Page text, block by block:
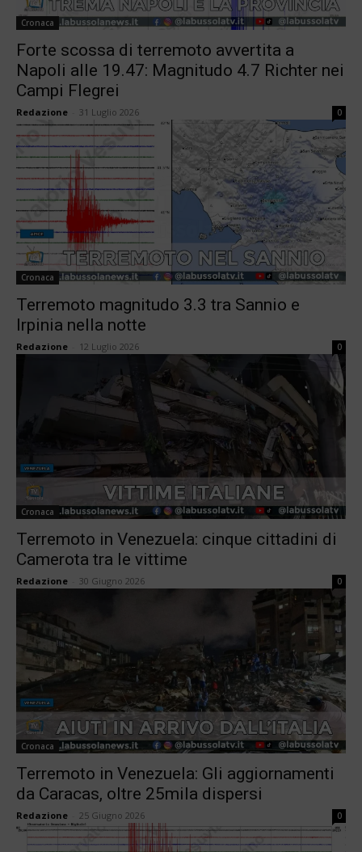
Cronaca
Forte scossa di terremoto avvertita a
Napoli alle 19.47: Magnitudo 4.7 Richter nei
Campi Flegrei
Redazione 31 Luglio 2026 0
Cronaca
Terremoto magnitudo 3.3 tra Sannio e
Irpinia nella notte
Redazione 12 Luglio 2026 0
Cronaca
Terremoto in Venezuela: cinque cittadini di
Camerota tra le vittime
Redazione 30 Giugno 2026 0
Cronaca
Terremoto in Venezuela: Gli aggiornamenti
da Caracas, oltre 25mila dispersi
Redazione 25 Giugno 2026 0